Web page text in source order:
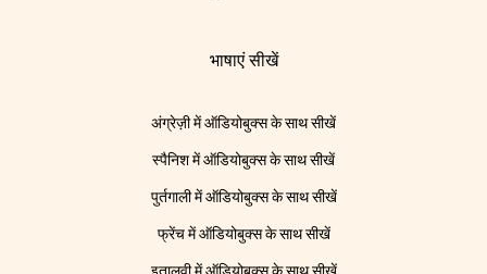
भाषाएं सीखें
अंग्रेज़ी में ऑडियोबुक्स के साथ सीखें
स्पैनिश में ऑडियोबुक्स के साथ सीखें
पुर्तगाली में ऑडियोबुक्स के साथ सीखें
फ्रेंच में ऑडियोबुक्स के साथ सीखें